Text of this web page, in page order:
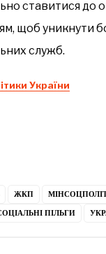
ставитися до
щоб уникнути
служб.
України
ЖКП
ПІЛЬГИ